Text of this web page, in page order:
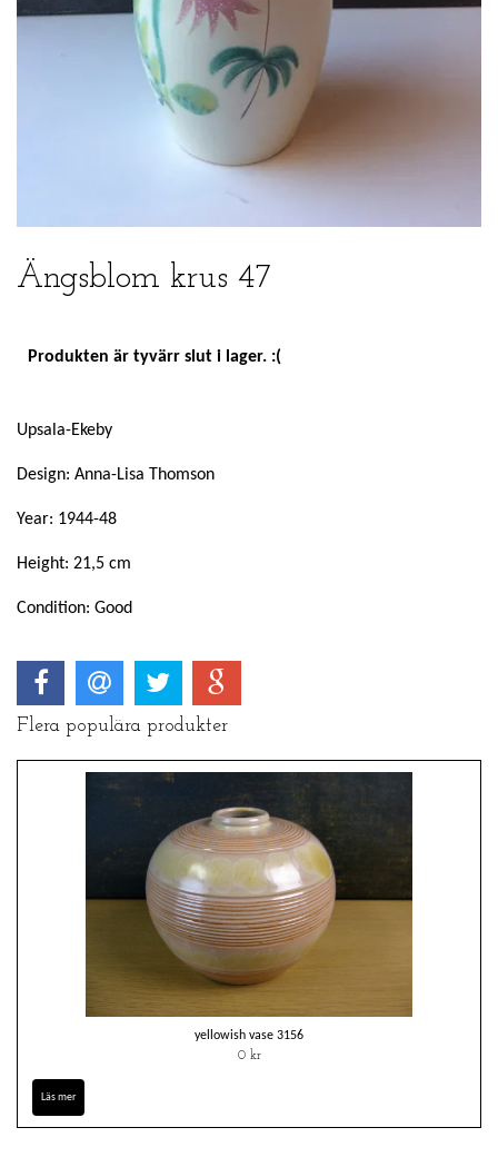
Ängsblom krus 47
Produkten är tyvärr slut i lager. :(
Upsala-Ekeby
Design: Anna-Lisa Thomson
Year: 1944-48
Height: 21,5 cm
Condition: Good
Flera populära produkter
yellowish vase 3156
0 kr
Läs mer